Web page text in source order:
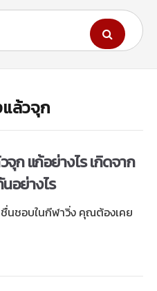
ล้วจุก
ก แก้อย่างไร เกิดจาก
อย่างไร
นชอบในกีฬาวิ่ง คุณต้องเคย